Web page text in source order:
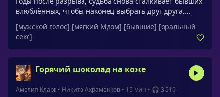
влюблённых, чтобы наконец выбрать друг друга.
малышка, детка, милая, любовь моя, сладкая, моя
сладкая девочка, моя девочка, моя умница
[мужской голос] [мягкий Мдом] [бывшие] [оральный
секс]
Горячий шоколад на коже
Амелия Кларк • Никита Ахраменков • 15 мин • 🎧 3 519